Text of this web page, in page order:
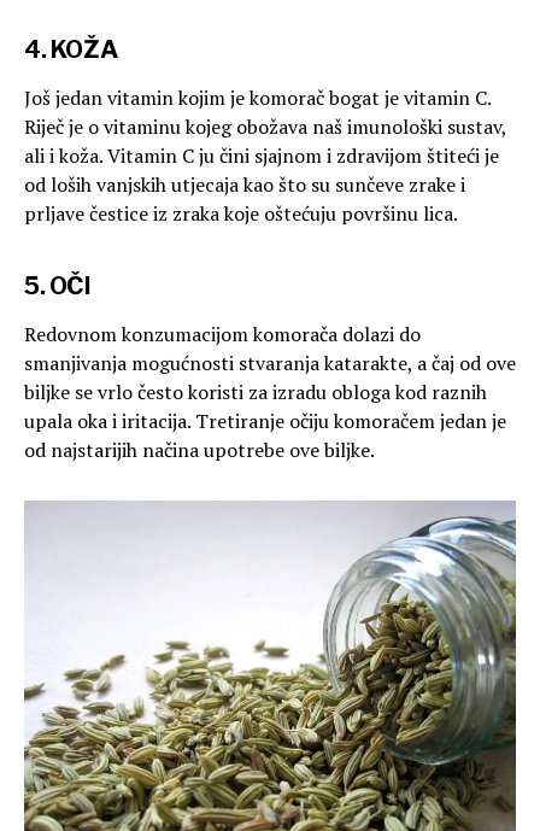
4. KOŽA
Još jedan vitamin kojim je komorač bogat je vitamin C.
Riječ je o vitaminu kojeg obožava naš imunološki sustav,
ali i koža. Vitamin C ju čini sjajnom i zdravijom štiteći je
od loših vanjskih utjecaja kao što su sunčeve zrake i
prljave čestice iz zraka koje oštećuju površinu lica.
5. OČI
Redovnom konzumacijom komorača dolazi do
smanjivanja mogućnosti stvaranja katarakte, a čaj od ove
biljke se vrlo često koristi za izradu obloga kod raznih
upala oka i iritacija. Tretiranje očiju komoračem jedan je
od najstarijih načina upotrebe ove biljke.